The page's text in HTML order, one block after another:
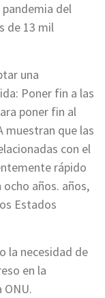
del
de 13 mil
una
Poner fin a las
poner fin al
muestran que las
con el
rápido
años. años,
Estados
la necesidad de
en la
ONU.